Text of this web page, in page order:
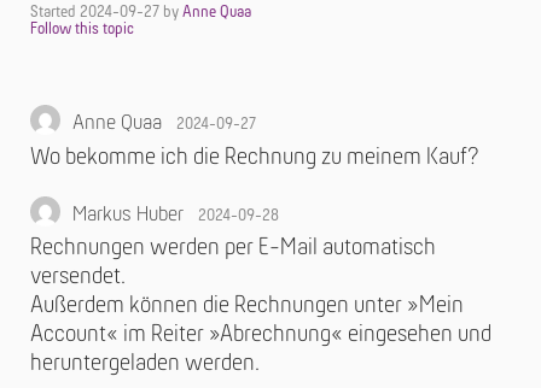
Started 2024-09-27 by Anne Quaa
Anne Quaa 2024-09-27
Wo bekomme ich die Rechnung zu meinem Kauf?
Markus Huber 2024-09-28
Rechnungen werden per E-Mail automatisch
versendet.
Außerdem können die Rechnungen unter »Mein
Account« im Reiter »Abrechnung« eingesehen und
heruntergeladen werden.